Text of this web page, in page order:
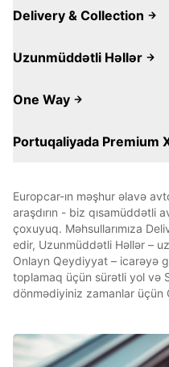
Delivery & Collection
Uzunmüddətli Həllər
One Way
Portuqaliyada Premium
Europcar-ın məşhur əlavə
araşdırın - biz qısamüddətli
çoxuyuq. Məhsullarımıza
edir, Uzunmüddətli Həllər –
Onlayn Qeydiyyat – icarəyə
toplamaq üçün sürətli yol və
dönmədiyiniz zamanlar üçün